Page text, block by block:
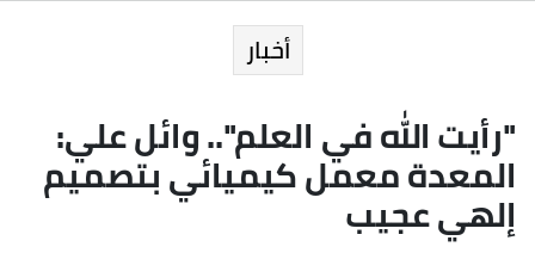
أخبار
"رأيت الله في العلم".. وائل علي:
المعدة معمل كيميائي بتصميم
إلهي عجيب